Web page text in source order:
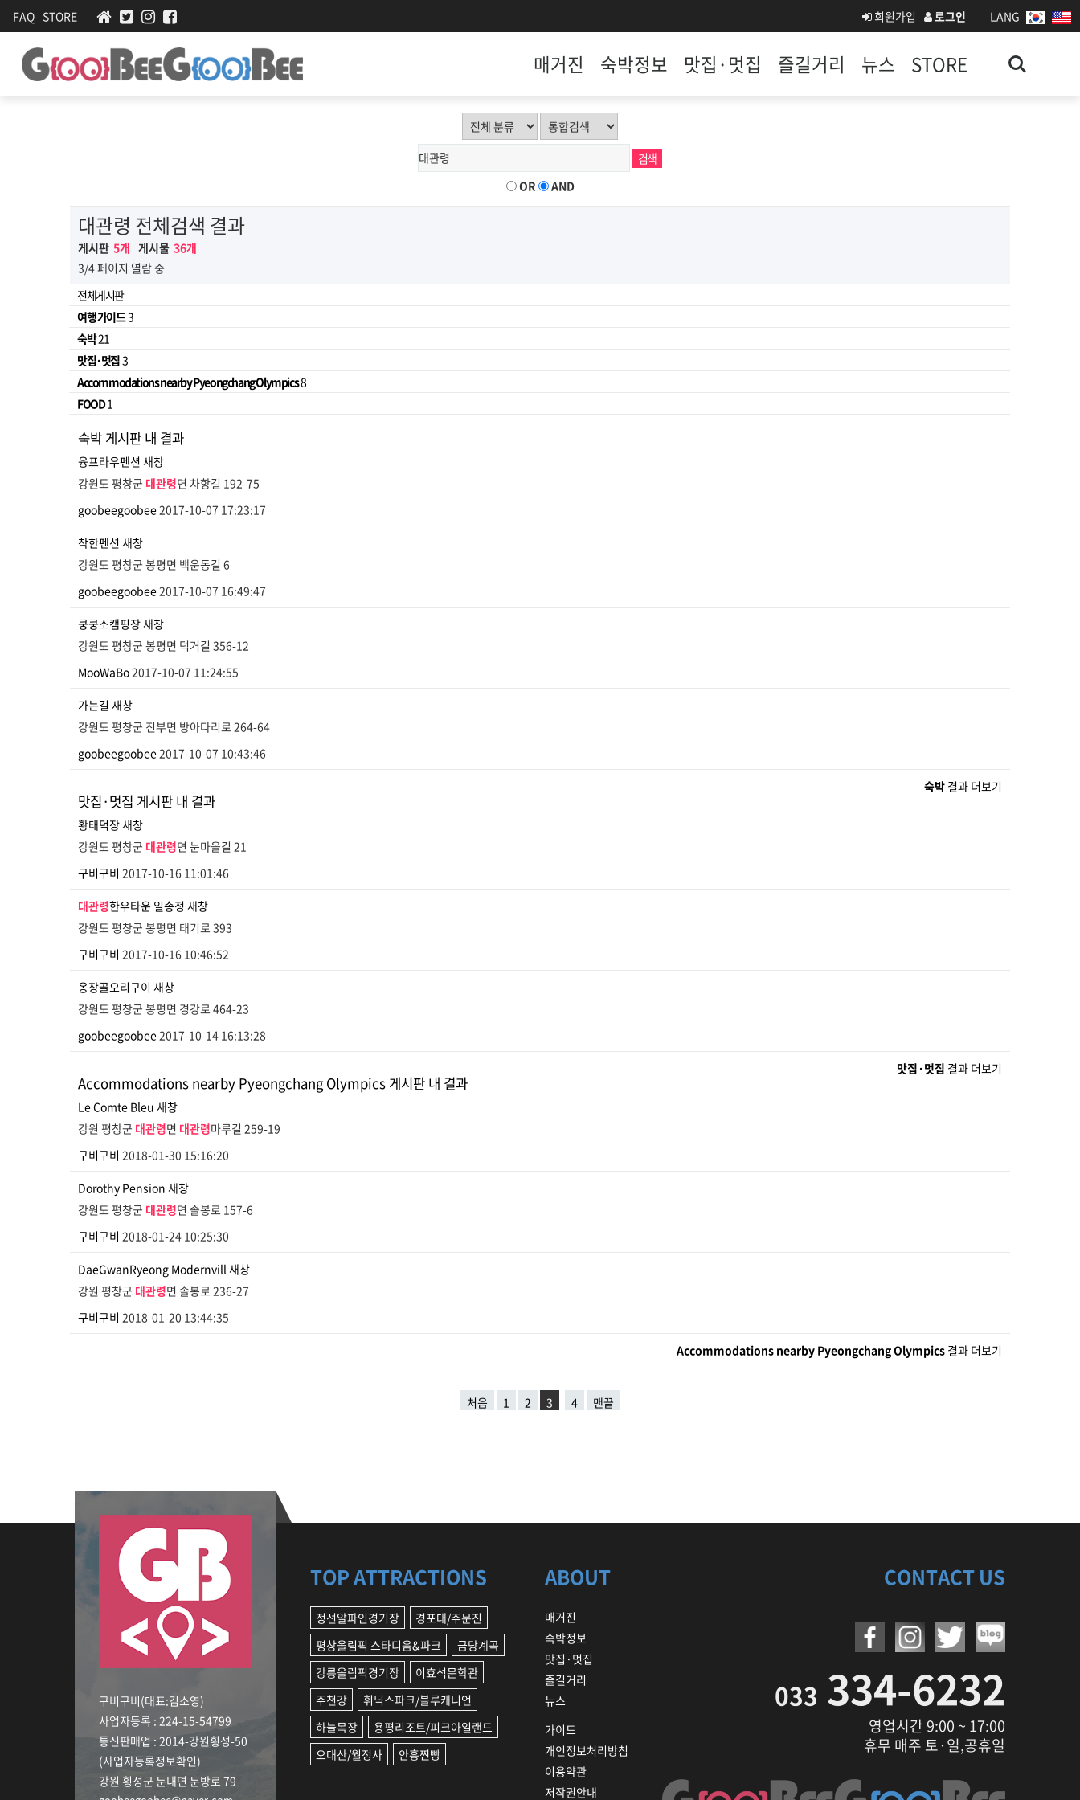
FAQ STORE LANG
회원가입 로그인
매거진 숙박정보 맛집·멋집 즐길거리 뉴스 STORE Search
OR AND
대관령 전체검색 결과
게시판 5개 게시물 36개
3/4 페이지 열람 중
전체게시판
여행 가이드3
숙박21
맛집·멋집3
Accommodations nearby Pyeongchang Olympics8
FOOD1
숙박 게시판 내 결과
융프라우펜션 새창
강원도 평창군 대관령면 차항길 192-75
goobeegoobee2017-10-07 17:23:17
착한펜션 새창
강원도 평창군 봉평면 백운동길 6
goobeegoobee2017-10-07 16:49:47
쿵쿵소캠핑장새창
강원도 평창군 봉평면 덕거길 356-12
MooWaBo2017-10-07 11:24:55
가는길 새창
강원도 평창군 진부면 방아다리로 264-64
goobeegoobee2017-10-07 10:43:46
숙박 결과 더보기
맛집·멋집 게시판 내 결과
황태덕장새창
강원도 평창군 대관령면 눈마을길 21
구비구비 2017-10-16 11:01:46
대관령한우타운 일송정 새창
강원도 평창군 봉평면 태기로 393
구비구비 2017-10-16 10:46:52
옹장골오리구이 새창
강원도 평창군 봉평면 경강로 464-23
goobeegoobee2017-10-14 16:13:28
맛집·멋집 결과 더보기
Accommodations nearby Pyeongchang Olympics 게시판 내 결과
Le Comte Bleu 새창
강원 평창군 대관령면 대관령마루길 259-19
구비구비 2018-01-30 15:16:20
Dorothy Pension 새창
강원도 평창군 대관령면 솔봉로 157-6
구비구비 2018-01-24 10:25:30
DaeGwanRyeong Modernvill 새창
강원 평창군 대관령면 솔봉로 236-27
구비구비 2018-01-20 13:44:35
Accommodations nearby Pyeongchang Olympics 결과 더보기
처음 1 2 3 4 맨끝
TOP ATTRACTIONS
정선알파인경기장
경포대/주문진
평창올림픽 스타디움&파크
금당계곡
강릉올림픽경기장
이효석문학관
주천강
휘닉스파크/블루캐니언
하늘목장
용평리조트/피크아일랜드
오대산/월정사
안흥찐빵
ABOUT
매거진
숙박정보
맛집·멋집
즐길거리
뉴스
가이드
개인정보처리방침
이용약관
저작권안내
CONTACT US
033 334-6232
영업시간 9:00 ~ 17:00
휴무 매주 토·일,공휴일
구비구비(대표:김소영)
사업자등록 : 224-15-54799
통신판매업 : 2014-강원횡성-50
(사업자등록정보확인)
강원 횡성군 둔내면 둔방로 79